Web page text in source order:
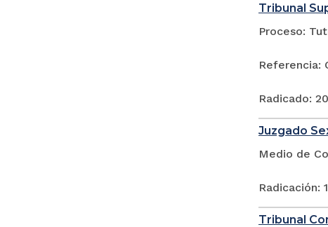
Tribunal
Proceso:
Referencia:
Radicado:
Juzgado
Medio de
Radicación:
Tribunal